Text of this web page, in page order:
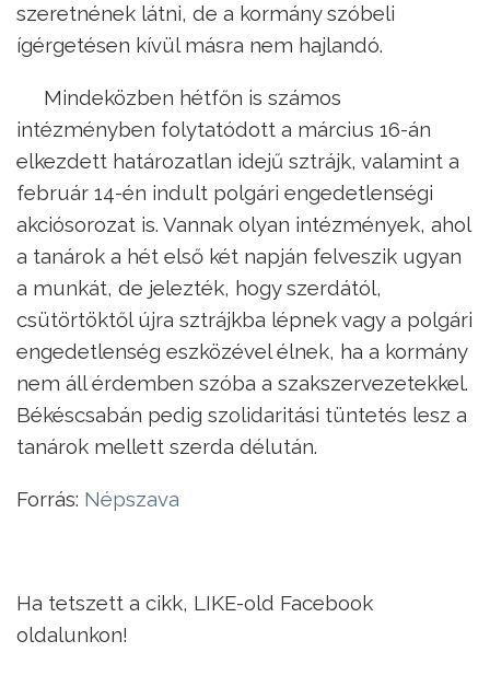
szeretnének látni, de a kormány szóbeli
ígérgetésen kívül másra nem hajlandó.
Mindeközben hétfőn is számos
intézményben folytatódott a március 16-án
elkezdett határozatlan idejű sztrájk, valamint a
február 14-én indult polgári engedetlenségi
akciósorozat is. Vannak olyan intézmények, ahol
a tanárok a hét első két napján felveszik ugyan
a munkát, de jelezték, hogy szerdától,
csütörtöktől újra sztrájkba lépnek vagy a polgári
engedetlenség eszközével élnek, ha a kormány
nem áll érdemben szóba a szakszervezetekkel.
Békéscsabán pedig szolidaritási tüntetés lesz a
tanárok mellett szerda délután.
Forrás: Népszava
Ha tetszett a cikk, LIKE-old Facebook
oldalunkon!